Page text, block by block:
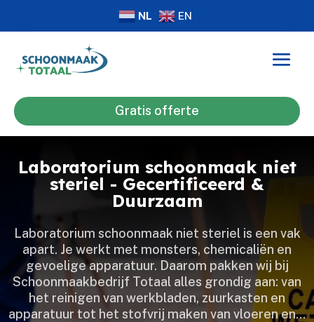
NL EN
Gratis offerte
Laboratorium schoonmaak niet
steriel - Gecertificeerd &
Duurzaam
Laboratorium schoonmaak niet steriel is een vak
apart.​ Je werkt met monsters, chemicaliën en
gevoelige apparatuur.​ Daarom pakken wij bij
Schoonmaakbedrijf Totaal alles grondig aan: van
het reinigen van werkbladen, zuurkasten en
apparatuur tot het stofvrij maken van vloeren en…